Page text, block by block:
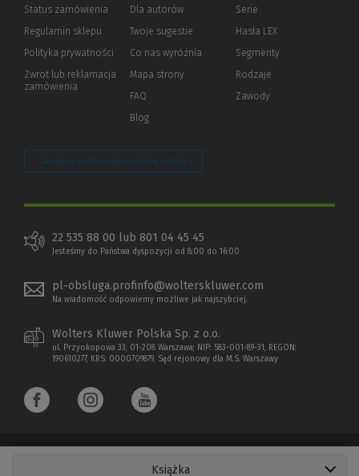
Książka
Status zamówienia
Regulamin sklepu
Polityka prywatności (Nowe
(Link
innej
Zwrot lub reklamacja
zamówienia
Dla autorów(Nowe
(Link
innej
strony)
Twoje sugestie
Co nas wyróżnia
Mapa strony
FAQ
Blog
Serie
Hasła LEX
Segmenty
Rodzaje
Zawody
Zarządzaj preferencjami plików cookie
22 535 88 00 lub 801 04 45 45
Jesteśmy do Państwa dyspozycji od 8:00 do 16:00
pl-obsluga.profinfo@wolterskluwer.com
Na wiadomość odpowiemy możliwe jak najszybciej.
Wolters Kluwer Polska Sp. z o.o.
ul. Przyokopowa 33, 01-208 Warszawa; NIP: 583-001-89-31, REGON:
190610277, KRS: 0000709879, Sąd rejonowy dla M.S. Warszawy